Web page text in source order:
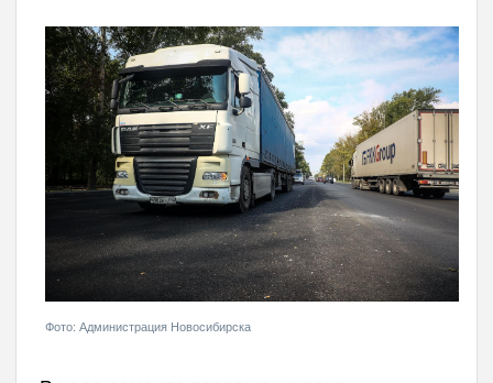
Фото: Администрация Новосибирска